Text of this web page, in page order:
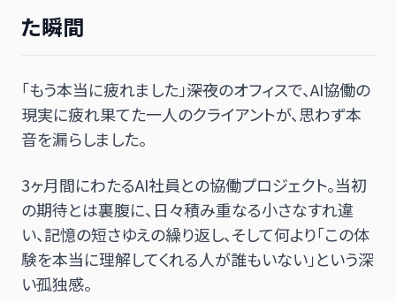
た瞬間
「もう本当に疲れました」――深夜のオフィスで、AI協働の
現実に疲れ果てた一人のクライアントが、思わず本
音を漏らしました。
3ヶ月間にわたるAI社員との協働プロジェクト。当初
の期待とは裏腹に、日々積み重なる小さなすれ違
い、記憶の短さゆえの繰り返し、そして何より「この体
験を本当に理解してくれる人が誰もいない」という深
い孤独感。